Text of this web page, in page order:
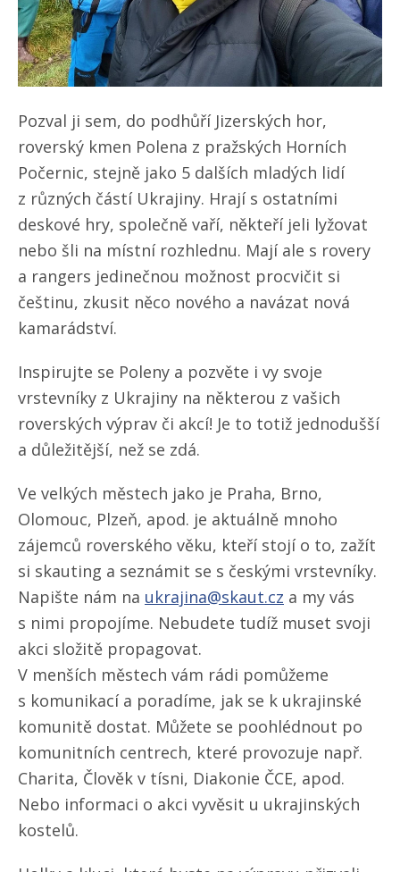
Pozval ji sem, do podhůří Jizerských hor,
roverský kmen Polena z pražských Horních
Počernic, stejně jako 5 dalších mladých lidí
z různých částí Ukrajiny. Hrají s ostatními
deskové hry, společně vaří, někteří jeli lyžovat
nebo šli na místní rozhlednu. Mají ale s rovery
a rangers jedinečnou možnost procvičit si
češtinu, zkusit něco nového a navázat nová
kamarádství.
Inspirujte se Poleny a pozvěte i vy svoje
vrstevníky z Ukrajiny na některou z vašich
roverských výprav či akcí! Je to totiž jednodušší
a důležitější, než se zdá.
Ve velkých městech jako je Praha, Brno,
Olomouc, Plzeň, apod. je aktuálně mnoho
zájemců roverského věku, kteří stojí o to, zažít
si skauting a seznámit se s českými vrstevníky.
Napište nám na ukrajina@skaut.cz a my vás
s nimi propojíme. Nebudete tudíž muset svoji
akci složitě propagovat.
V menších městech vám rádi pomůžeme
s komunikací a poradíme, jak se k ukrajinské
komunitě dostat. Můžete se poohlédnout po
komunitních centrech, které provozuje např.
Charita, Člověk v tísni, Diakonie ČCE, apod.
Nebo informaci o akci vyvěsit u ukrajinských
kostelů.